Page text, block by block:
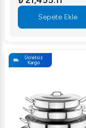
Sepete Ekle
Ücretsiz
Kargo